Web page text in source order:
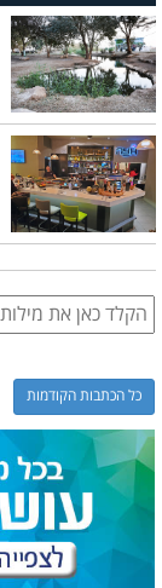
כל הכתבות הקודמות